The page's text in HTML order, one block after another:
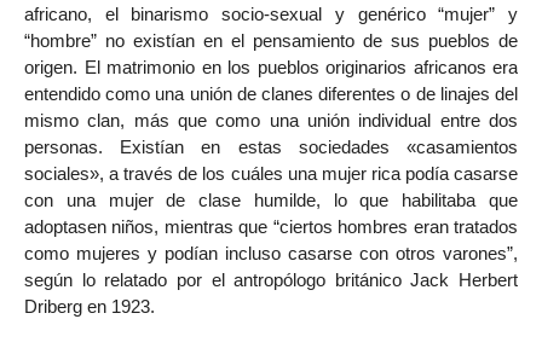
africano, el binarismo socio-sexual y genérico “mujer” y
“hombre” no existían en el pensamiento de sus pueblos de
origen. El matrimonio en los pueblos originarios africanos era
entendido como una unión de clanes diferentes o de linajes del
mismo clan, más que como una unión individual entre dos
personas. Existían en estas sociedades «casamientos
sociales», a través de los cuáles una mujer rica podía casarse
con una mujer de clase humilde, lo que habilitaba que
adoptasen niños, mientras que “ciertos hombres eran tratados
como mujeres y podían incluso casarse con otros varones”,
según lo relatado por el antropólogo británico Jack Herbert
Driberg en 1923.